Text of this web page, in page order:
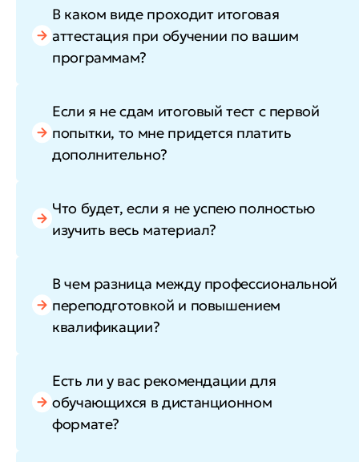
В каком виде проходит итоговая
аттестация при обучении по вашим
программам?
Если я не сдам итоговый тест с первой
попытки, то мне придется платить
дополнительно?
Что будет, если я не успею полностью
изучить весь материал?
В чем разница между профессиональной
переподготовкой и повышением
квалификации?
Есть ли у вас рекомендации для
обучающихся в дистанционном
формате?